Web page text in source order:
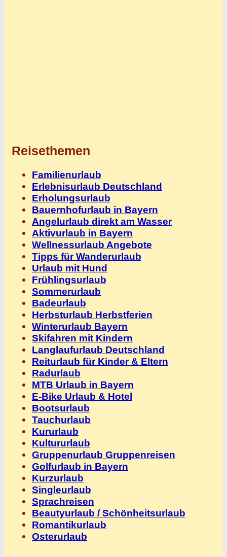
Reisethemen
Familienurlaub
Erlebnisurlaub Deutschland
Erholungsurlaub
Bauernhofurlaub in Bayern
Angelurlaub direkt am Wasser
Aktivurlaub in Bayern
Wellnessurlaub Angebote
Tipps für Wanderurlaub
Urlaub mit Hund
Frühlingsurlaub
Sommerurlaub
Badeurlaub
Herbsturlaub Herbstferien
Winterurlaub Bayern
Skifahren mit Kindern
Langlaufurlaub Deutschland
Reiturlaub für Kinder & Eltern
Radurlaub
MTB Urlaub in Bayern
E-Bike Urlaub & Hotel
Bootsurlaub
Tauchurlaub
Kururlaub
Kultururlaub
Gruppenurlaub Gruppenreisen
Golfurlaub in Bayern
Kurzurlaub
Singleurlaub
Sprachreisen
Beautyurlaub / Schönheitsurlaub
Romantikurlaub
Osterurlaub